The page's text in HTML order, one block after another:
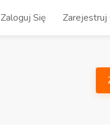
Zaloguj Się Zarejestruj